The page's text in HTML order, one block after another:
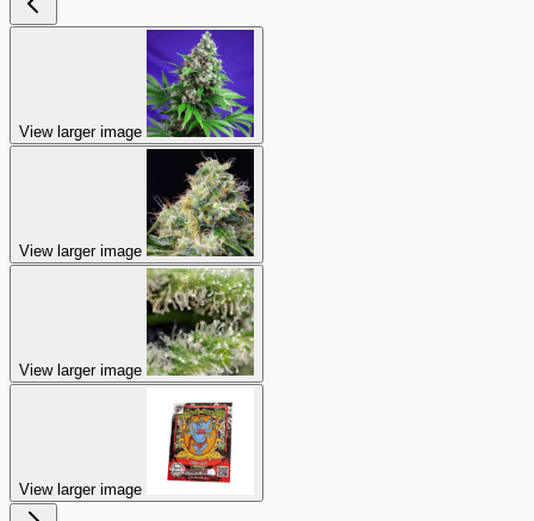
View larger image
View larger image
View larger image
View larger image